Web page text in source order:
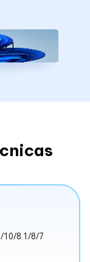
10/8.1/8/7